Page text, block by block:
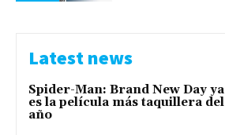
Latest news
Spider-Man: Brand New Day ya
es la película más taquillera del
año